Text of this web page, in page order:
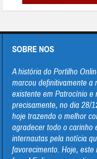
SOBRE NOS
A história do Portilho
marcou definitivamente
existente em Patrocínio e
precisamente, no dia 28/
hoje trazendo o melhor
agradecer todo o carinho
internautas pela notícia
favorecimento. Hoje,